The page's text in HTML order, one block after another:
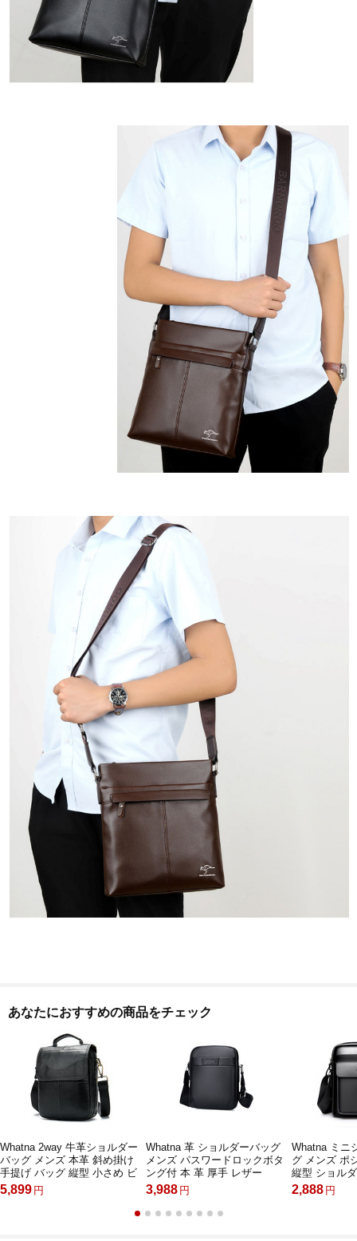
あなたにおすすめの商品をチェック
Whatna 2way 牛革ショルダー
バッグ メンズ 本革 斜め掛け
手提げ バッグ 縦型 小さめ ビ
ジネスバッグ 9.7インチipad
収納可 3室仕切 本 革通勤 通
5,899 円
Whatna 革 ショルダーバッグ
メンズ パスワードロックボタ
ング付 本 革 厚手 レザー
10.5PAD収納可 盗難防止 ビ
ジネス 通勤 通学 斜めがけバ
ッグ メッセンジャーバッグ実
3,988 円
Whatna ミニ
グ メンズ ポ
縦型 ショル
革 軽量 小型
ッセンジャ
2,888 円